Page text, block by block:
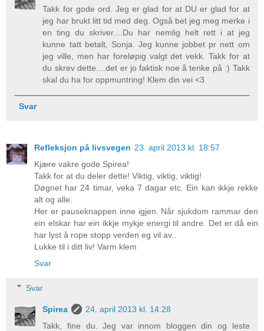
Takk for gode ord. Jeg er glad for at DU er glad for at
jeg har brukt litt tid med deg. Også bet jeg meg merke i
en ting du skriver....Du har nemlig helt rett i at jeg
kunne tatt betalt, Sonja. Jeg kunne jobbet pr nett om
jeg ville, men har foreløpig valgt det vekk. Takk for at
du skrev dette....det er jo faktisk noe å tenke på :) Takk
skal du ha for oppmuntring! Klem din vei <3
Svar
Refleksjon på livsvegen 23. april 2013 kl. 18:57
Kjære vakre gode Spirea!
Takk for at du deler dette! Viktig, viktig, viktig!
Døgnet har 24 timar, veka 7 dagar etc. Ein kan ikkje rekke
alt og alle.
Her er pauseknappen inne igjen. Når sjukdom rammar den
ein elskar har ein ikkje mykje energi til andre. Det er då ein
har lyst å rope stopp verden eg vil av..
Lukke til i ditt liv! Varm klem
Svar
Svar
Spirea
24. april 2013 kl. 14:28
Takk, fine du. Jeg var innom bloggen din og leste